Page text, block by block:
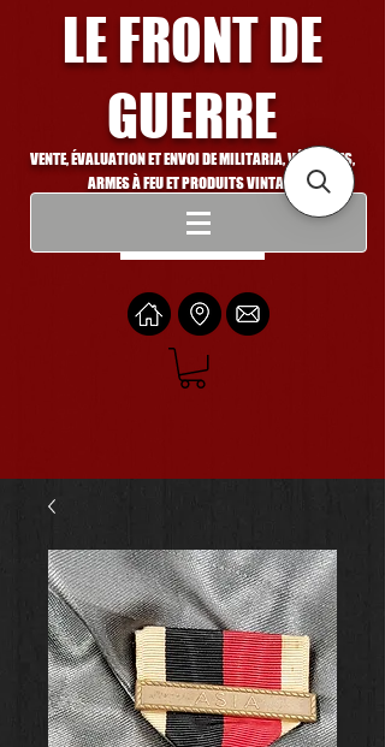
LE FRONT DE
GUERRE
VENTE, ÉVALUATION ET ENVOI DE MILITARIA, VÉHICULES,
ARMES À FEU ET PRODUITS VINTAGE
Se connecter